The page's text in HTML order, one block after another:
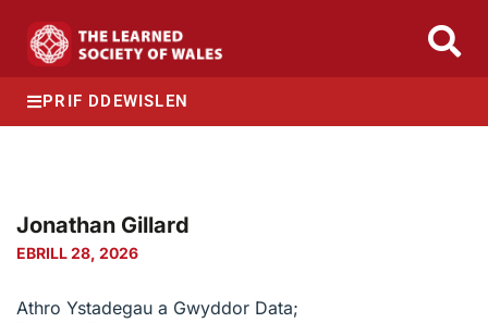
PRIF DDEWISLEN
Jonathan Gillard
EBRILL 28, 2026
Athro Ystadegau a Gwyddor Data;